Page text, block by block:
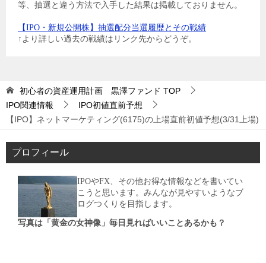
等、抽選と違う方法で入手した結果は掲載しておりません。
【IPO・新規公開株】抽選配分当選履歴とその戦績
↑より詳しい過去の戦績はリンク先からどうぞ。
初心者の資産運用計画 黒澤ファンド TOP
IPO関連情報
IPO初値直前予想
【IPO】ネットマーケティング(6175)の上場直前初値予想(3/31上場)
プロフィール
IPOやFX、その他お得な情報などを書いてい
こうと思います。みんなが見やすいようなブ
ログつくりを目指します。
写真は「黄金の女神像」毎日見ればいいことあるかも？